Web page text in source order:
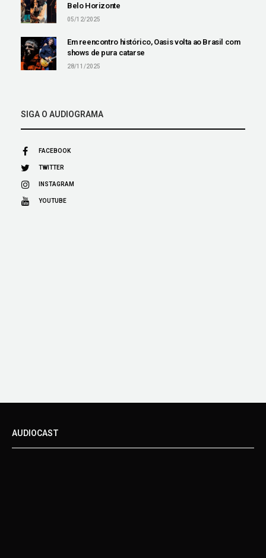
Belo Horizonte
05/12/2025
Em reencontro histórico, Oasis volta ao Brasil com
shows de pura catarse
28/11/2025
SIGA O AUDIOGRAMA
FACEBOOK
TWITTER
INSTAGRAM
YOUTUBE
AUDIOCAST